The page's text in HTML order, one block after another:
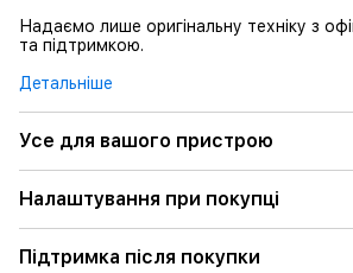
Надаємо лише оригінальну техніку з
та підтримкою.
Детальніше
Усе для вашого пристрою
Налаштування при покупці
Підтримка після покупки